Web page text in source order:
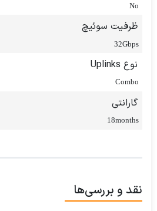
No
ظرفیت سوئیچ
32Gbps
نوع Uplinks
Combo
گارانتی
18months
نقد و بررسی‌ها